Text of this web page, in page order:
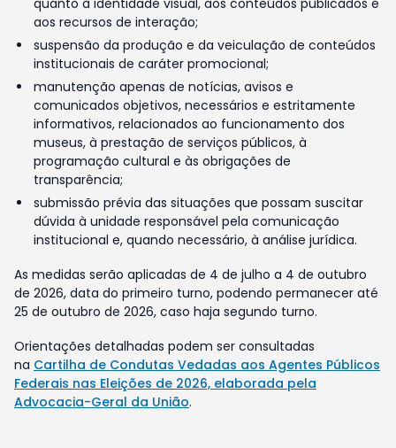
quanto à identidade visual, aos conteúdos publicados e
aos recursos de interação;
suspensão da produção e da veiculação de conteúdos
institucionais de caráter promocional;
manutenção apenas de notícias, avisos e
comunicados objetivos, necessários e estritamente
informativos, relacionados ao funcionamento dos
museus, à prestação de serviços públicos, à
programação cultural e às obrigações de
transparência;
submissão prévia das situações que possam suscitar
dúvida à unidade responsável pela comunicação
institucional e, quando necessário, à análise jurídica.
As medidas serão aplicadas de 4 de julho a 4 de outubro
de 2026, data do primeiro turno, podendo permanecer até
25 de outubro de 2026, caso haja segundo turno.
Orientações detalhadas podem ser consultadas
na Cartilha de Condutas Vedadas aos Agentes Públicos
Federais nas Eleições de 2026, elaborada pela
Advocacia-Geral da União.